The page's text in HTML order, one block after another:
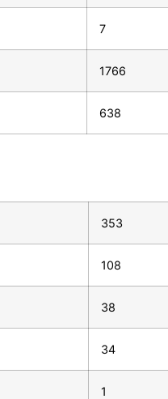
7
1766
638
353
108
38
34
1